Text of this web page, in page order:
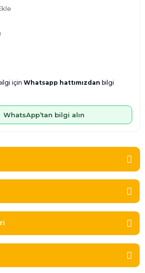
için Whatsapp hattımızdan bilgi
WhatsApp’tan bilgi alın